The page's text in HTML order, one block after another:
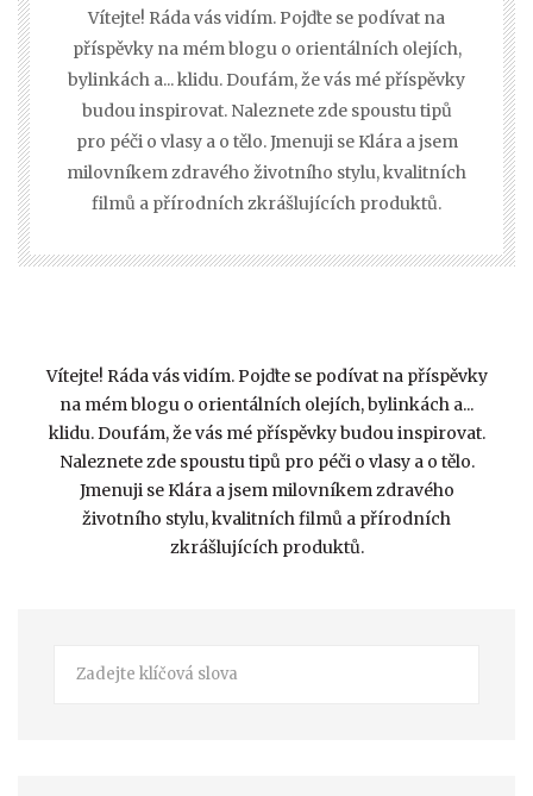
Vítejte! Ráda vás vidím. Pojďte se podívat na
příspěvky na mém blogu o orientálních olejích,
bylinkách a... klidu. Doufám, že vás mé příspěvky
budou inspirovat. Naleznete zde spoustu tipů
pro péči o vlasy a o tělo. Jmenuji se Klára a jsem
milovníkem zdravého životního stylu, kvalitních
filmů a přírodních zkrášlujících produktů.
Vítejte! Ráda vás vidím. Pojďte se podívat na příspěvky
na mém blogu o orientálních olejích, bylinkách a...
klidu. Doufám, že vás mé příspěvky budou inspirovat.
Naleznete zde spoustu tipů pro péči o vlasy a o tělo.
Jmenuji se Klára a jsem milovníkem zdravého
životního stylu, kvalitních filmů a přírodních
zkrášlujících produktů.